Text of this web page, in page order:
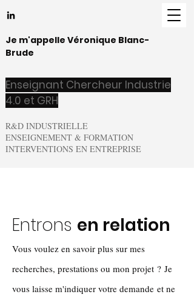
Je m'appelle Véronique Blanc-
Brude
Enseignant Chercheur Industrie
4.0 et GRH
R&D INDUSTRIELLE
ENSEIGNEMENT & FORMATION
INTERVENTIONS EN ENTREPRISE
Entrons en relation
Vous voulez en savoir plus sur mes
recherches, prestations ou mon projet ? Je
vous laisse m'indiquer votre demande et ne